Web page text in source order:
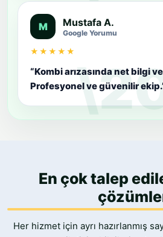
M Mustafa A.
Google Yorumu
★★★★★
“Kombi arızasında net bilgi
Profesyonel ve güvenilir
En çok talep
Her hizmet için ayrı hazırlanmış